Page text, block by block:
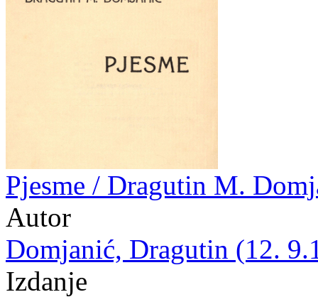
Pjesme / Dragutin M.
Autor
Domjanić, Dragutin (12.
Izdanje